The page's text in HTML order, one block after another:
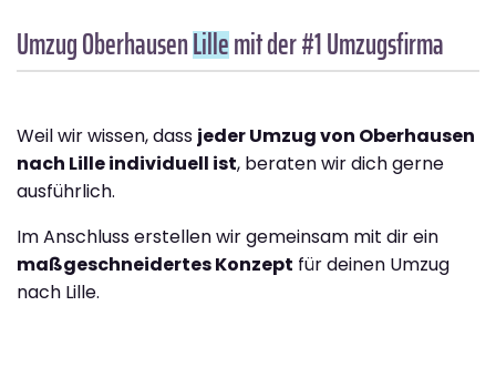
Umzug OberhausenLillemit der #1 Umzugsfirma
Weil wir wissen, dass jeder Umzug von Oberhausen
nach Lille individuell ist, beraten wir dich gerne
ausführlich.
Im Anschluss erstellen wir gemeinsam mit dir ein
maßgeschneidertes Konzept für deinen Umzug
nach Lille.